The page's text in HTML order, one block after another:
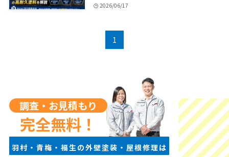
2026/06/17
1
調査・お見積もり
完全無料！
羽村・青梅・福生の外壁塗装・屋根修理は